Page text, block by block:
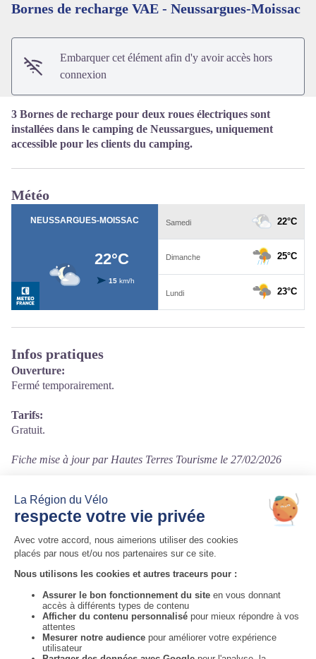
Voir l'image en plein écran
Bornes de recharge VAE - Neussargues-Moissac
Embarquer cet élément afin d'y avoir accès hors
connexion
3 Bornes de recharge pour deux roues électriques sont
installées dans le camping de Neussargues, uniquement
accessible pour les clients du camping.
Météo
Infos pratiques
Ouverture:
Fermé temporairement.
Tarifs:
Gratuit.
Fiche mise à jour par Hautes Terres Tourisme le 27/02/2026
Contact
19 Route de Murat
15170 Neussargues-Moissac
Tél. 04 71 20 50 81